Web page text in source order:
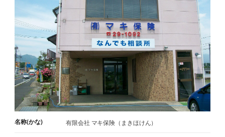
名称(かな) 有限会社 マキ保険（まきほけん）